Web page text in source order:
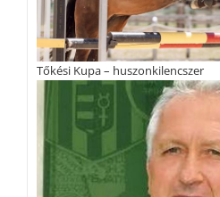
Tőkési Kupa – huszonkilencszer